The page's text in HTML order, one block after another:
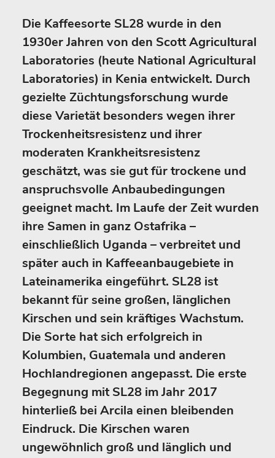
Die Kaffeesorte SL28 wurde in den
1930er Jahren von den Scott Agricultural
Laboratories (heute National Agricultural
Laboratories) in Kenia entwickelt. Durch
gezielte Züchtungsforschung wurde
diese Varietät besonders wegen ihrer
Trockenheitsresistenz und ihrer
moderaten Krankheitsresistenz
geschätzt, was sie gut für trockene und
anspruchsvolle Anbaubedingungen
geeignet macht. Im Laufe der Zeit wurden
ihre Samen in ganz Ostafrika –
einschließlich Uganda – verbreitet und
später auch in Kaffeeanbaugebiete in
Lateinamerika eingeführt. SL28 ist
bekannt für seine großen, länglichen
Kirschen und sein kräftiges Wachstum.
Die Sorte hat sich erfolgreich in
Kolumbien, Guatemala und anderen
Hochlandregionen angepasst. Die erste
Begegnung mit SL28 im Jahr 2017
hinterließ bei Arcila einen bleibenden
Eindruck. Die Kirschen waren
ungewöhnlich groß und länglich und